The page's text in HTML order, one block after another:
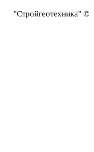
"Стройгеотехника"